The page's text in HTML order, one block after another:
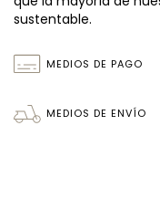
sustentable.
MEDIOS DE PAGO
MEDIOS DE ENVÍO